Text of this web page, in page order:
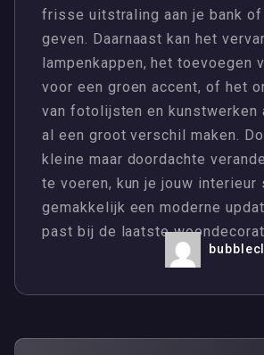
frisse uitstraling aan je bank
geven. Daarnaast kan het
lampenkappen, het toevoegen
voor een groen accent, of het
van fotolijsten en kunstwerken
al een groot verschil maken.
kleine maar doordachte
te voeren, kun je jouw interieur
gemakkelijk een moderne
past bij de laatste